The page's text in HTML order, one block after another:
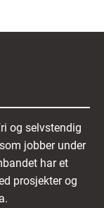
og selvstendig
jobber under
har et
prosjekter og